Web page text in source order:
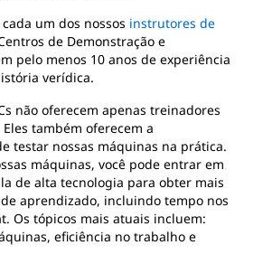
um dos nossos instrutores de
de Demonstração e
pelo menos 10 anos de experiência
verídica.
não oferecem apenas treinadores
também oferecem a
testar nossas máquinas na prática.
máquinas, você pode entrar em
de alta tecnologia para obter mais
aprendizado, incluindo tempo nos
Os tópicos mais atuais incluem:
eficiência no trabalho e